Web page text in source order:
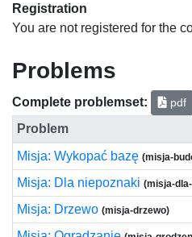
Registration
You are not registered for the
Problems
Complete problemset: pdf
Problem
Misja: Wykopać bazę (misja-
Misja: Dla niepoznaki (misja-
Misja: Drzewo (misja-drzewo)